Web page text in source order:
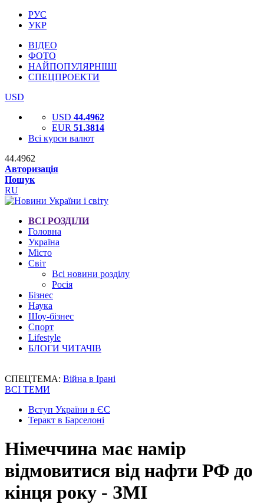
РУС
УКР
ВІДЕО
ФОТО
НАЙПОПУЛЯРНІШІ
СПЕЦПРОЕКТИ
USD
USD 44.4962
EUR 51.3814
Всі курси валют
44.4962
Авторизація
Пошук
RU
ВСІ РОЗДІЛИ
Головна
Україна
Місто
Світ
Всі новини розділу
Росія
Бізнес
Наука
Шоу-бізнес
Спорт
Lifestyle
БЛОГИ ЧИТАЧІВ
СПЕЦТЕМА: Війна в Ірані
ВСІ ТЕМИ
Вступ України в ЄС
Теракт в Барселоні
Німеччина має намір
відмовитися від нафти РФ до
кінця року - ЗМІ